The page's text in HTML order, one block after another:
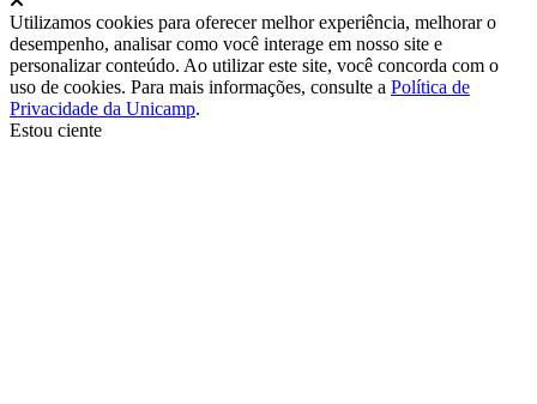
Utilizamos cookies para oferecer melhor experiência, melhorar o
desempenho, analisar como você interage em nosso site e
personalizar conteúdo. Ao utilizar este site, você concorda com o
uso de cookies. Para mais informações, consulte a Política de
Privacidade da Unicamp.
Estou ciente